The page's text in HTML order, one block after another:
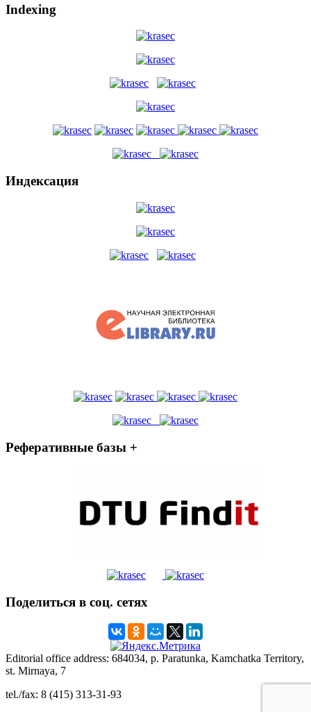
Indexing
Индексация
Реферативные базы +
Поделиться в соц. сетях
Editorial office address: 684034, p. Paratunka, Kamchatka Territory,
st. Mirnaya, 7
tel./fax: 8 (415) 313-31-93